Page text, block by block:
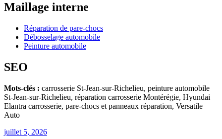
Maillage interne
Réparation de pare-chocs
Débosselage automobile
Peinture automobile
SEO
Mots-clés : carrosserie St-Jean-sur-Richelieu, peinture automobile
St-Jean-sur-Richelieu, réparation carrosserie Montérégie, Hyundai
Elantra carrosserie, pare-chocs et panneaux réparation, Versatile
Auto
juillet 5, 2026